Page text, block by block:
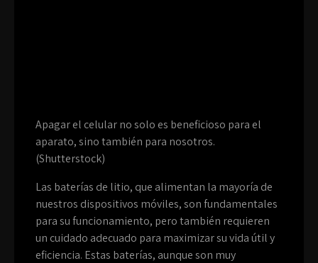
Apagar el celular no solo es beneficioso para el
aparato, sino también para nosotros.
(Shutterstock)
Las baterías de litio, que alimentan la mayoría de
nuestros dispositivos móviles, son fundamentales
para su funcionamiento, pero también requieren
un cuidado adecuado para maximizar su vida útil y
eficiencia. Estas baterías, aunque son muy